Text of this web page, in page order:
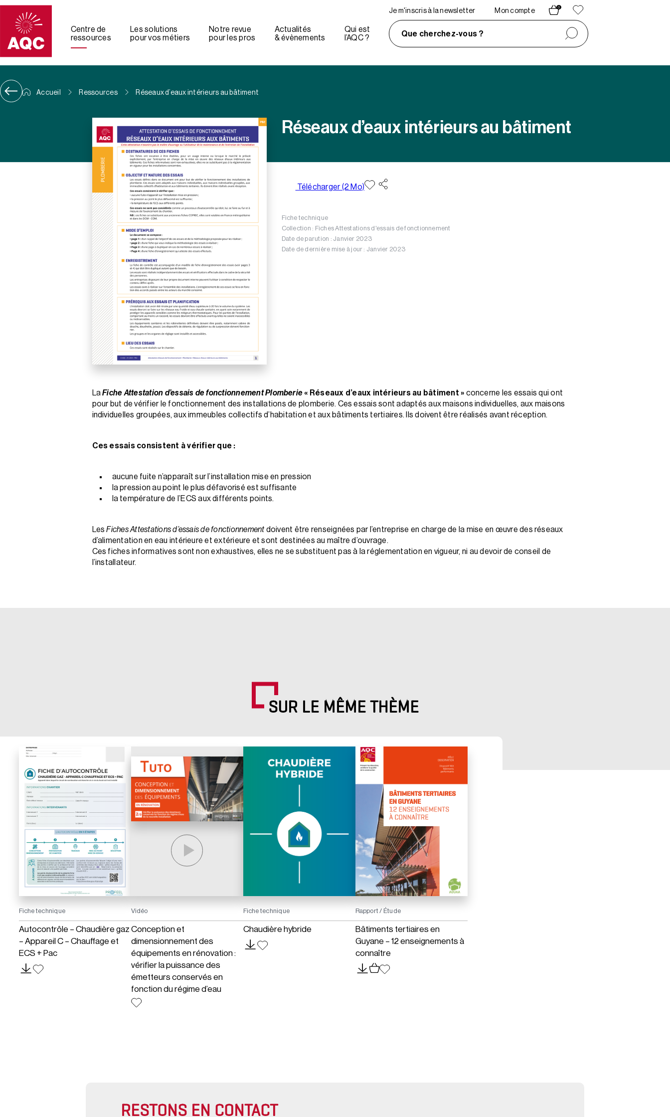
Panneau de gestion des cookies
Centre de
ressources
Les solutions
pour vos métiers
Notre revue
pour les pros
Actualités
& évènements
Qui est
l’AQC ?
Je m'inscris à la newsletter Mon compte
0
Que cherchez-vous ?
Accueil Ressources Réseaux d’eaux intérieurs au bâtiment
Réseaux d’eaux intérieurs au bâtiment
Télécharger (2 Mo)
Fiche technique
Collection : Fiches Attestations d'essais de fonctionnement
Date de parution : Janvier 2023
Date de dernière mise à jour : Janvier 2023
LaFiche Attestation d’essais de fonctionnement Plomberie « Réseaux d’eaux intérieurs au bâtiment » concerne les essais qui ont
pour but de vérifier le fonctionnement des installations de plomberie. Ces essais sont adaptés aux maisons individuelles, aux maisons
individuelles groupées, aux immeubles collectifs d’habitation et aux bâtiments tertiaires. Ils doivent être réalisés avant réception.
Ces essais consistent à vérifier que :
aucune fuite n’apparaît sur l’installation mise en pression
la pression au point le plus défavorisé est suffisante
la température de l’ECS aux différents points.
LesFiches Attestations d’essais de fonctionnement doivent être renseignées par l’entreprise en charge de la mise en œuvre des réseaux
d’alimentation en eau intérieure et extérieure et sont destinées au maître d’ouvrage.
Ces fiches informatives sont non exhaustives, elles ne se substituent pas à la réglementation en vigueur, ni au devoir de conseil de
l’installateur.
SUR LE MÊME THÈME
Fiche technique
Autocontrôle – Chaudière gaz
– Appareil C – Chauffage et
ECS + Pac
Vidéo
Conception et
dimensionnement des
équipements en rénovation :
vérifier la puissance des
émetteurs conservés en
fonction du régime d’eau
Fiche technique
Chaudière hybride
Rapport / Étude
Bâtiments tertiaires en
Guyane – 12 enseignements à
connaître
RESTONS EN CONTACT